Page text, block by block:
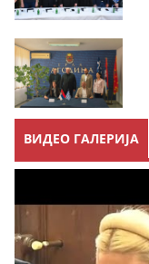
ВИДЕО ГАЛЕРИЈА